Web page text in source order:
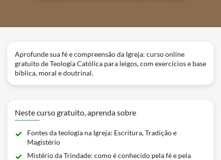
Aprofunde sua fé e compreensão da Igreja: curso online
gratuito de Teologia Católica para leigos, com exercícios e base
bíblica, moral e doutrinal.
Neste curso gratuito, aprenda sobre
Fontes da teologia na Igreja: Escritura, Tradição e
Magistério
Mistério da Trindade: como é conhecido pela fé e pela